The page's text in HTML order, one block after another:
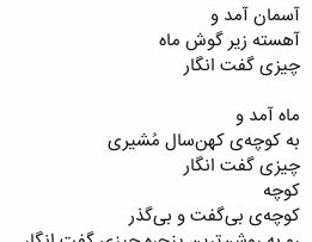
آسمان آمد و
آهسته زیر گوش ماه
چیزی گفت انگار
ماه آمد و
به کوچه‌ی کهن‌سال مُشیری
چیزی گفت انگار
کوچه
کوچه‌ی بی‌گفت و بی‌گذر